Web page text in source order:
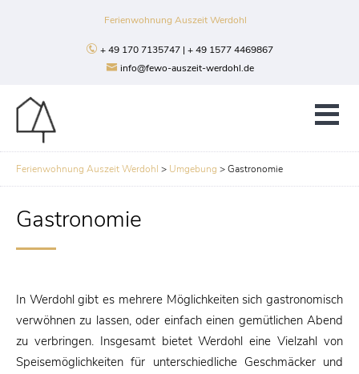
Ferienwohnung Auszeit Werdohl
+ 49 170 7135747 | + 49 1577 4469867
info@fewo-auszeit-werdohl.de
Ferienwohnung Auszeit Werdohl > Umgebung >Gastronomie
Gastronomie
In Werdohl gibt es mehrere Möglichkeiten sich gastronomisch
verwöhnen zu lassen, oder einfach einen gemütlichen Abend
zu verbringen. Insgesamt bietet Werdohl eine Vielzahl von
Speisemöglichkeiten für unterschiedliche Geschmäcker und